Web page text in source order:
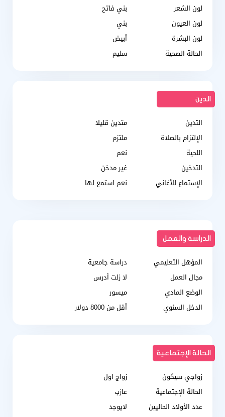
لون الشعر
بني فاتح
لون العيون
بني
لون البشرة
أبيض
الحالة الصحية
سليم
الدين
التدين
متدين قليلا
الإلتزام بالصلاة
ملتزم
اللحية
نعم
التدخين
غير مدخن
الإستماع للأغاني
نعم استمع لها
الدراسة والعمل
المؤهل التعليمي
دراسة جامعية
مجال العمل
لا زلت أدرس
الوضع المادي
ميسور
الدخل السنوي
أقل من 8000 دولار
الحالة الإجتماعية
زواجي سيكون
زواج اول
الحالة الإجتماعية
عازب
عدد الأولاد الحاليين
لايوجد